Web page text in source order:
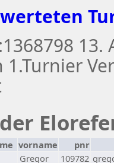
1.Turnier
vorname
pnr
Gregor 109782